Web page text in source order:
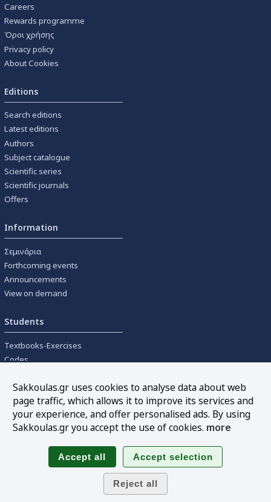
Careers
Rewards programme
Όροι χρήσης
Privacy policy
About Cookies
Editions
Search editions
Latest editions
Authors
Subject catalogue
Scientific series
Scientific journals
Offers
Information
Σεμινάρια
Forthcoming events
Announcements
View on demand
Students
Textbooks-Exercises
Codes
Tools
Online interest calculation
Follow us
Sakkoulas.gr uses cookies to analyse data about web
page traffic, which allows it to improve its services and
your experience, and offer personalised ads. By using
Sakkoulas.gr you accept the use of cookies. more